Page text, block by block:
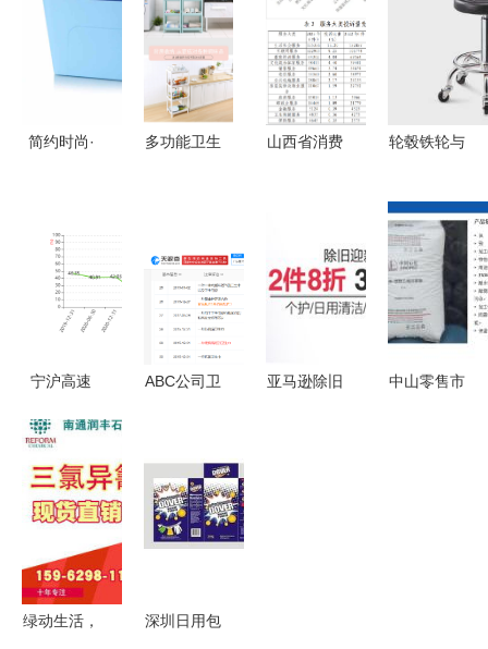
简约时尚·
收纳箱 家
用多功能整
理之选
多功能卫生
山西省消费
护消费权
益，品质生
轮毂铁轮与
售的艺术
从需求洞察
到服务优化
宁沪高速
绩点评 净
利增长
12.09%至
高分红计划
彰显稳健
ABC公司卫
创新与法律
边界的思考
亚马逊除旧
中山零售市
绿动生活，
深圳日用包